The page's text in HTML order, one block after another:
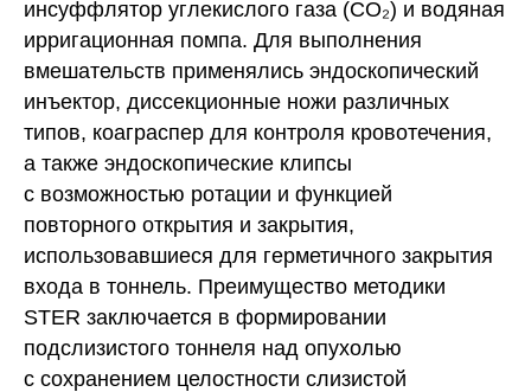
инсуффлятор углекислого газа (CO₂) и водяная
ирригационная помпа. Для выполнения
вмешательств применялись эндоскопический
инъектор, диссекционные ножи различных
типов, коаграспер для контроля кровотечения,
а также эндоскопические клипсы
с возможностью ротации и функцией
повторного открытия и закрытия,
использовавшиеся для герметичного закрытия
входа в тоннель. Преимущество методики
STER заключается в формировании
подслизистого тоннеля над опухолью
с сохранением целостности слизистой